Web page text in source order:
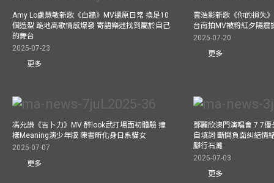
Amy Lo盧慧敏新歌《白牆》MV還原日常 換足10
個造型 跪地高歌情感爆發 寄語樂迷找到屬於自己
的舞台
2025-07-23
更多
雲浩影新歌《你的損失
台南拍MV被粉紅夕陽震
2025-07-20
更多
馮允謙《吉卜力》MV 醉look武打場面初體驗 撞
樣Meaning演少年版 陳書昕化身日系貓女
2025-07-07
更多
鄧麗欣澳門演唱會 7.7
自填詞 斷開負面糾結情
腳行石灘
2025-07-03
更多